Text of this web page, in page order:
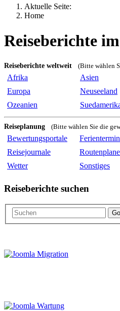
Aktuelle Seite:
Home
Reiseberichte
Reiseberichte weltweit (Bitte wählen
Afrika Asien
Europa
Neuseeland
Ozeanien
Reiseplanung (Bitte wählen Sie die
Bewertungsportale
Reisejournale
Wetter
Sonstiges
Reiseberichte suchen
Go